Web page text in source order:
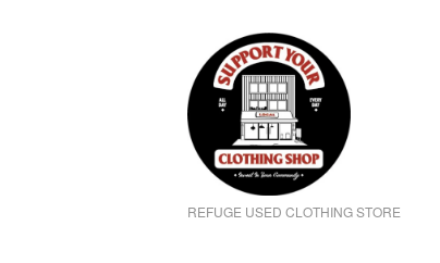
REFUGE USED CLOTHING STORE